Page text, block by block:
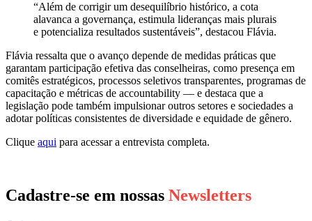
“Além de corrigir um desequilíbrio histórico, a cota
alavanca a governança, estimula lideranças mais plurais
e potencializa resultados sustentáveis”, destacou Flávia.
Flávia ressalta que o avanço depende de medidas práticas que
garantam participação efetiva das conselheiras, como presença em
comitês estratégicos, processos seletivos transparentes, programas de
capacitação e métricas de accountability — e destaca que a
legislação pode também impulsionar outros setores e sociedades a
adotar políticas consistentes de diversidade e equidade de gênero.
Clique aqui para acessar a entrevista completa.
Cadastre-se em nossas Newsletters